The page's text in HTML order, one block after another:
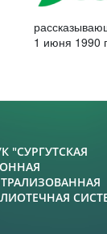
1 июня 1990
"СУРГУТСКАЯ